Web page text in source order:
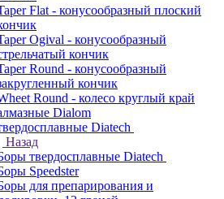
Flat - конусообразный плоский
Ogival - конусообразный
кончик
Round - конусообразный
кончик
Round - колесо круглый край
Dialom
Diatech
Назад
твердосплавные Diatech
Speedster
для препарирования и